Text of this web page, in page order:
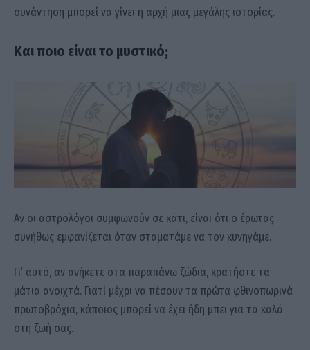
συνάντηση μπορεί να γίνει η αρχή μιας μεγάλης ιστορίας.
Και ποιο είναι το μυστικό;
Αν οι αστρολόγοι συμφωνούν σε κάτι, είναι ότι ο έρωτας
συνήθως εμφανίζεται όταν σταματάμε να τον κυνηγάμε.
Γι’ αυτό, αν ανήκετε στα παραπάνω ζώδια, κρατήστε τα
μάτια ανοιχτά. Γιατί μέχρι να πέσουν τα πρώτα φθινοπωρινά
πρωτοβρόχια, κάποιος μπορεί να έχει ήδη μπει για τα καλά
στη ζωή σας.